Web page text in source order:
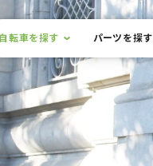
ヤ
ト内メニュー
までスキップ
自転車を探す パーツを探す